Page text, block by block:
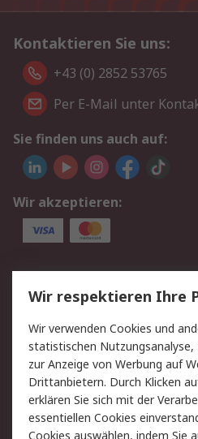
Kontaktieren Sie uns:
+43 (0) 2852 53765
Per E-Mail unter
Sie finden uns auch auf:
Wir akzeptieren:
Service
Value Added Services
Rücksendung/Entsorgung
Hilfe
Rechtliches
RS Verkaufs- und
Wir respektieren Ihre
Wir verwenden Cookies und
statistischen Nutzungsanalyse,
zur Anzeige von Werbung auf
Drittanbietern. Durch Klicken
erklären Sie sich mit der
essentiellen Cookies
Cookies auswählen, indem Sie